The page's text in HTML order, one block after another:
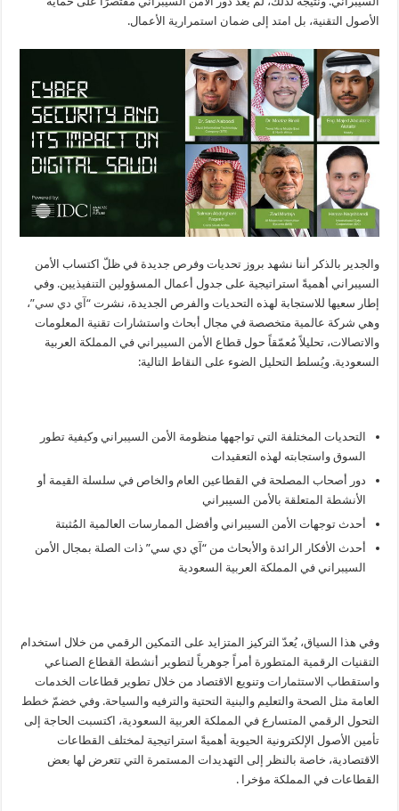
الأصول التقنية، بل امتد إلى ضمان استمرارية الأعمال.
والجدير بالذكر أننا نشهد بروز تحديات وفرص جديدة في ظلّ اكتساب الأمن
السيبراني أهميةً استراتيجية على جدول أعمال المسؤولين التنفيذيين. وفي
إطار سعيها للاستجابة لهذه التحديات والفرص الجديدة، نشرت “آي دي سي”،
وهي شركة عالمية متخصصة في مجال أبحاث واستشارات تقنية المعلومات
والاتصالات، تحليلاً مُعمّقاً حول قطاع الأمن السيبراني في المملكة العربية
السعودية. ويُسلط التحليل الضوء على النقاط التالية:
التحديات المختلفة التي تواجهها منظومة الأمن السيبراني وكيفية تطور
السوق واستجابته لهذه التعقيدات
دور أصحاب المصلحة في القطاعين العام والخاص في سلسلة القيمة أو
الأنشطة المتعلقة بالأمن السيبراني
أحدث توجهات الأمن السيبراني وأفضل الممارسات العالمية المُثبتة
أحدث الأفكار الرائدة والأبحاث من “آي دي سي” ذات الصلة بمجال الأمن
السيبراني في المملكة العربية السعودية
وفي هذا السياق، يُعدّ التركيز المتزايد على التمكين الرقمي من خلال استخدام
التقنيات الرقمية المتطورة أمراً جوهرياً لتطوير أنشطة القطاع الصناعي
واستقطاب الاستثمارات وتنويع الاقتصاد من خلال تطوير قطاعات الخدمات
العامة مثل الصحة والتعليم والبنية التحتية والترفيه والسياحة. وفي خضمّ خطط
التحول الرقمي المتسارع في المملكة العربية السعودية، اكتسبت الحاجة إلى
تأمين الأصول الإلكترونية الحيوية أهميةً استراتيجية لمختلف القطاعات
الاقتصادية، خاصة بالنظر إلى التهديدات المستمرة التي تتعرض لها بعض
القطاعات في المملكة مؤخرا .